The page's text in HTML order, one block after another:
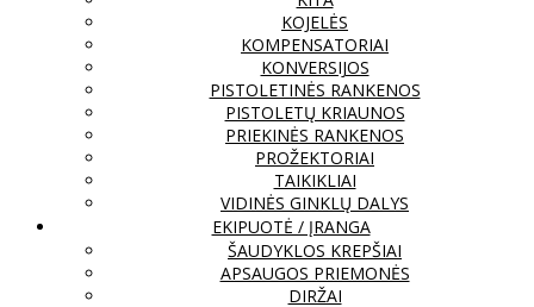
KOJELĖS
KOMPENSATORIAI
KONVERSIJOS
PISTOLETINĖS RANKENOS
PISTOLETŲ KRIAUNOS
PRIEKINĖS RANKENOS
PROŽEKTORIAI
TAIKIKLIAI
VIDINĖS GINKLŲ DALYS
EKIPUOTĖ / ĮRANGA
ŠAUDYKLOS KREPŠIAI
APSAUGOS PRIEMONĖS
DIRŽAI